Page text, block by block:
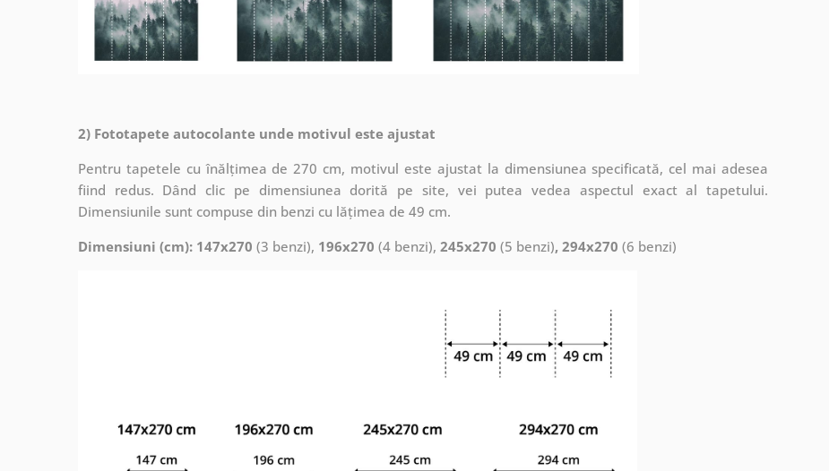
2) Fototapete autocolante unde motivul este ajustat
Pentru tapetele cu înălțimea de 270 cm, motivul este ajustat la dimensiunea specificată, cel mai adesea
fiind redus. Dând clic pe dimensiunea dorită pe site, vei putea vedea aspectul exact al tapetului.
Dimensiunile sunt compuse din benzi cu lățimea de 49 cm.
Dimensiuni (cm): 147x270 (3 benzi), 196x270 (4 benzi), 245x270 (5 benzi), 294x270 (6 benzi)